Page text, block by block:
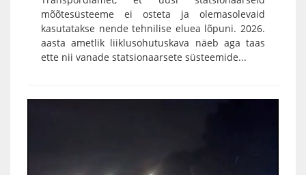
mõõtesüsteeme ei osteta ja olemasolevaid
kasutatakse nende tehnilise eluea lõpuni. 2026.
aasta ametlik liiklusohutuskava näeb aga taas
ette nii vanade statsionaarsete süsteemide...